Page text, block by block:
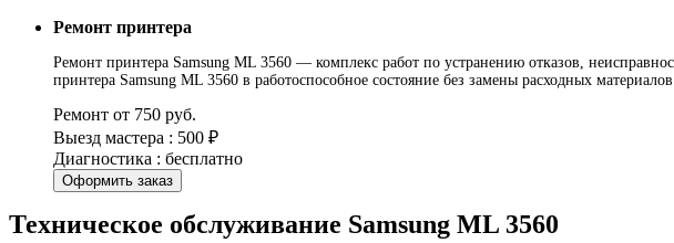
Ремонт принтера
Ремонт принтера Samsung ML 3560 — комплекс работ по устранению отказов,
принтера Samsung ML 3560 в работоспособное состояние без замены расходных
Ремонт от 750 руб.
Выезд мастера : 500 ₽
Диагностика : бесплатно
Оформить заказ
Техническое обслуживание Samsung ML 3560